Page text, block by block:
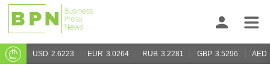
USD 2.6223 EUR 3.0264 RUB 3.2281 GBP 3.5296 AED